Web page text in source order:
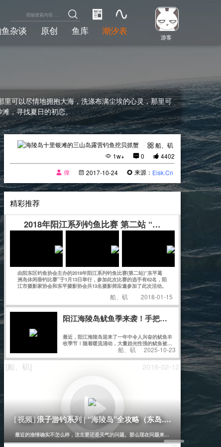
游客
杂谈 原创 鱼库 潮汐表
可以尽情地拥抱大海，洗涤布满尘埃的心灵，那里可
，寻找夏日的初恋。
船、矶
1w+
0
4402
偉
2017-10-24 来源： Eisk.Cn
精彩推荐
2018年阳江系列钓鱼比赛 第二站 “东平葛洲岛休闲
由阳东区钓鱼协会主办的2018年阳江系列钓鱼比赛(第二站)“东平葛
洲岛休闲垂钓比赛”于1月13日举行，参加此次比赛的选手有62名，阳
江市摄影家协会和东平摄影协会共13名摄影师应邀参加了此次活动。
船、矶 2018-01-15
阳江海陵岛鱿鱼季来袭！手把手教你“抽鱿鱼”
最近，阳江海陵岛迎来了一年中令人兴奋的鱿鱼丰
收季节！随着暖流涌动，大量趋光性强的鱿鱼被沿
岸灯火吸引，成群结队地游向近岸浅水区。此时，
正是体验“抽鱿鱼”这一独特乐趣的绝佳时机。
船、矶 2025-10-23
[船、矶] 2018-02-12
[视频]浪子游钓系列 | “海陵岛”全攻略（东岛.矶）
最近的渔情确实不怎么样，这主要还是天气的问题。那么现在问题来了，既然明知道没鱼还